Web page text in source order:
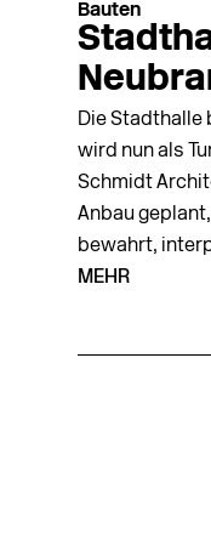
Bauten
Die Stadthalle
wird nun als
Schmidt
Anbau
bewahrt,
MEHR